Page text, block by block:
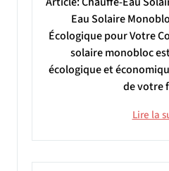
Eau Solaire
Écologique pour Votre
solaire monobloc
écologique et
de votre
Lire la